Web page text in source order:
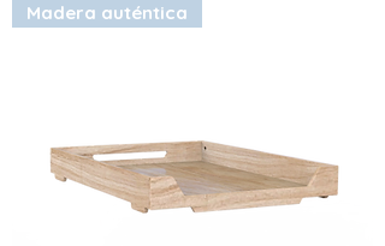
Madera auténtica